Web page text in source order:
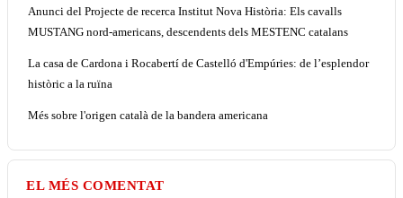
Anunci del Projecte de recerca Institut Nova Història: Els cavalls
MUSTANG nord-americans, descendents dels MESTENC catalans
La casa de Cardona i Rocabertí de Castelló d'Empúries: de l’esplendor
històric a la ruïna
Més sobre l'origen català de la bandera americana
EL MÉS COMENTAT